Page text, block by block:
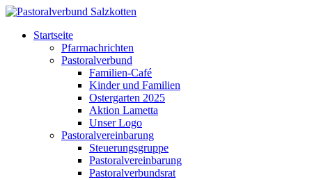
Startseite
Pfarrnachrichten
Pastoralverbund
Familien-Café
Kinder und Familien
Ostergarten 2025
Aktion Lametta
Unser Logo
Pastoralvereinbarung
Steuerungsgruppe
Pastoralvereinbarung
Pastoralverbundsrat